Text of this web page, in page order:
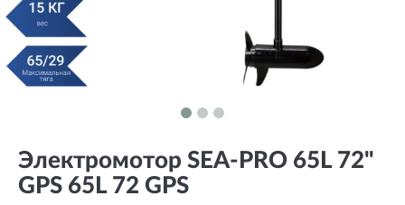
Электромотор SEA-PRO 65L 72"
GPS 65L 72 GPS